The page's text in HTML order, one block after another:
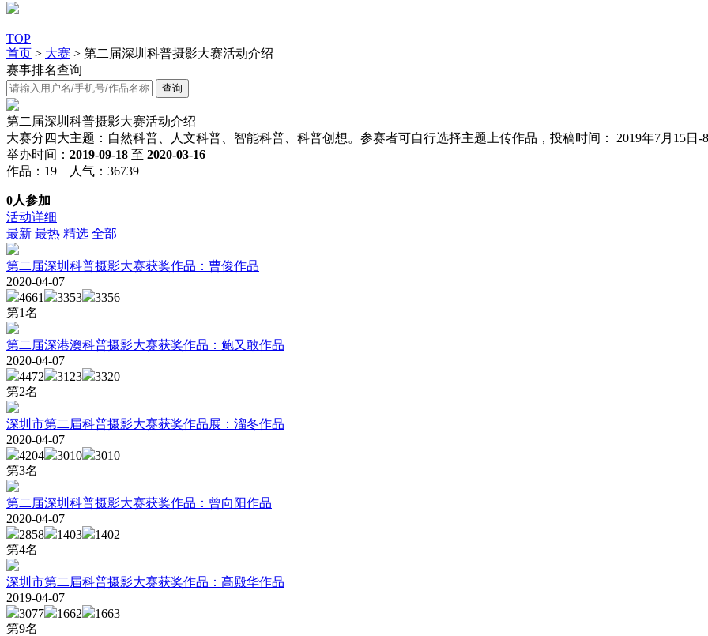
TOP
首页 > 大赛 > 第二届深圳科普摄影大赛活动介绍
赛事排名查询
第二届深圳科普摄影大赛活动介绍
大赛分四大主题：自然科普、人文科普、智能科普、科普创想。参赛者可自行选择主题上传作品，投稿时间： 2019年7月15日-
举办时间： 2019-09-18 至 2020-03-16
作品：19 人气：36739
0人参加
活动详细
最新 最热 精选 全部
第二届深圳科普摄影大赛获奖作品：曹俊作品
2020-04-07
4661
3353
3356
第1名
第二届深港澳科普摄影大赛获奖作品：鲍又敢作品
2020-04-07
4472
3123
3320
第2名
深圳市第二届科普摄影大赛获奖作品展：溜冬作品
2020-04-07
4204
3010
3010
第3名
第二届深圳科普摄影大赛获奖作品：曾向阳作品
2020-04-07
2858
1403
1402
第4名
深圳市第二届科普摄影大赛获奖作品：高殿华作品
2019-04-07
3077
1662
1663
第9名